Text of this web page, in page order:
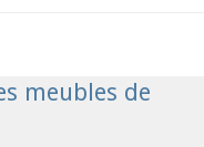
meubles de